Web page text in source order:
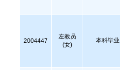
2004447
左教员
(女)
本科毕业